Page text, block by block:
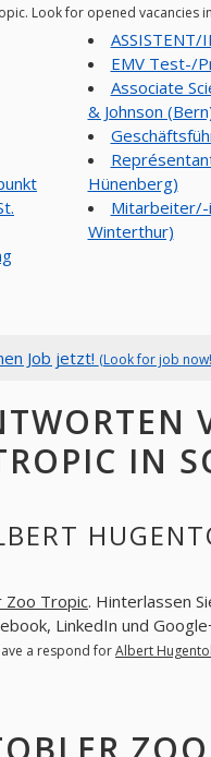
Look for opened vacancies
EMV Test-/
Associate
& Johnson
Hünenberg)
Mitarbeiter/-
Winterthur)
Job jetzt! (Look for job
IN
Zoo Tropic. Hinterlassen
LinkedIn und
a respond forAlbert